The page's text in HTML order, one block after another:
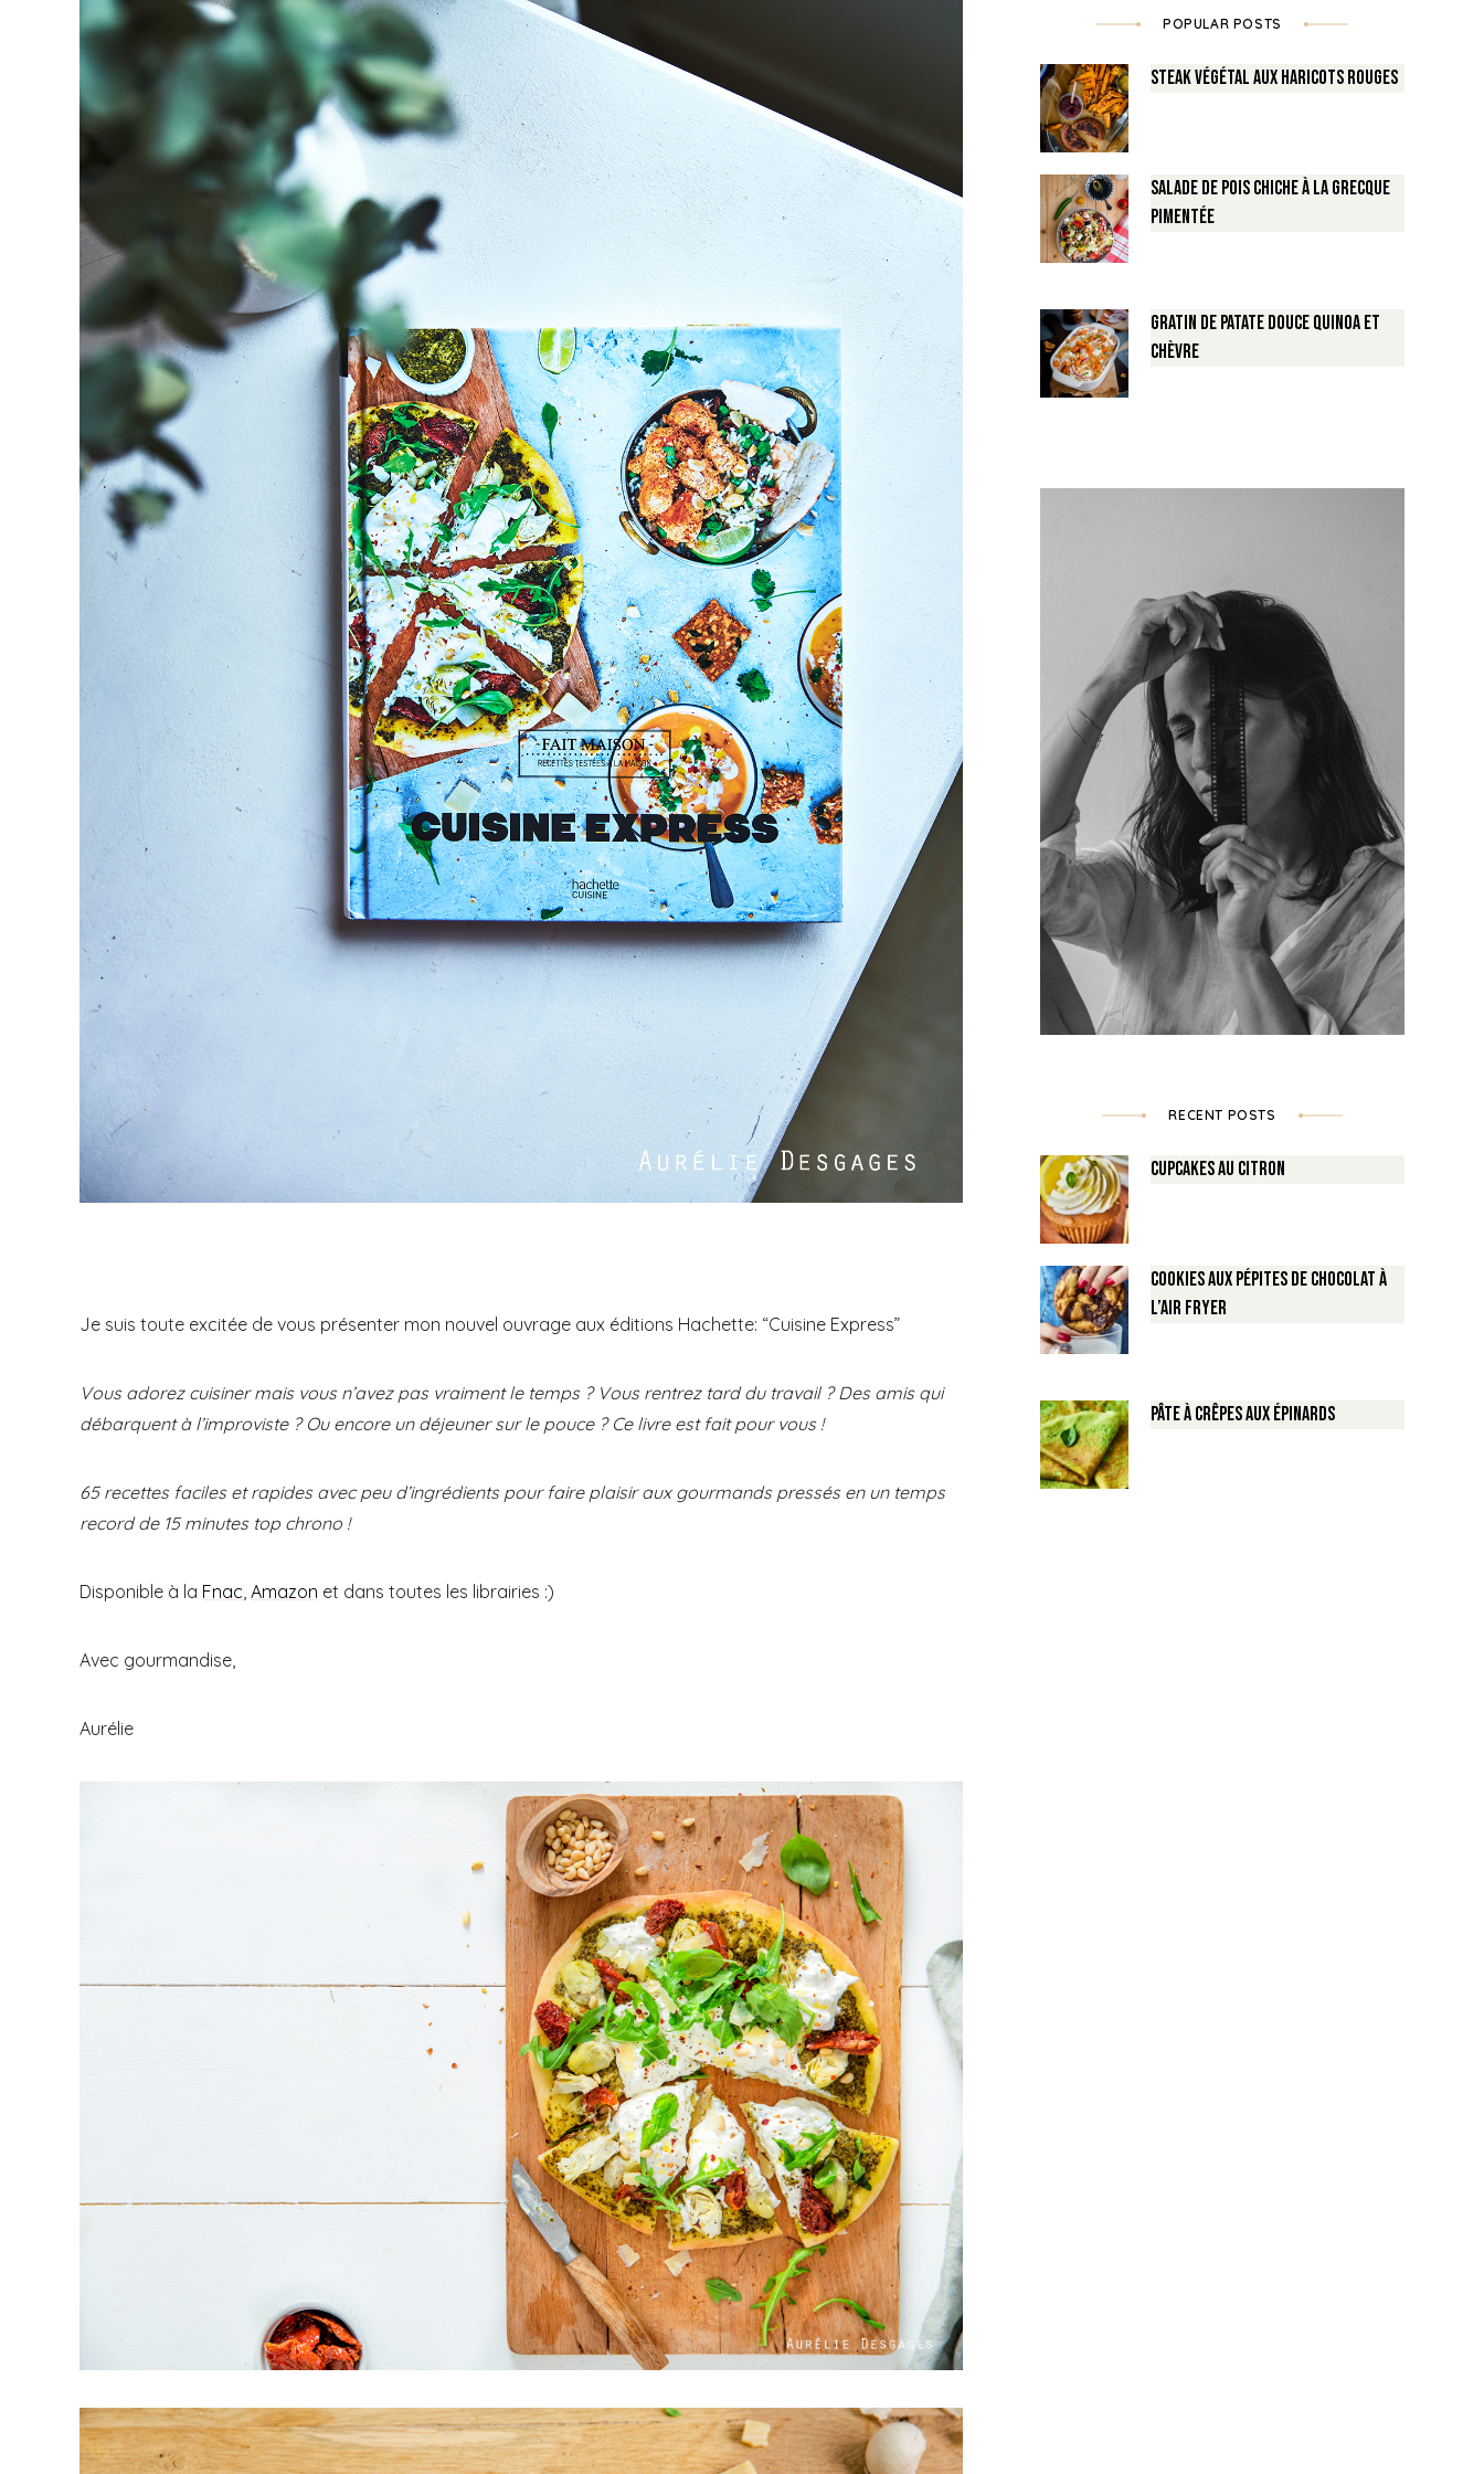
Je suis toute excitée de vous présenter mon nouvel ouvrage aux éditions Hachette: “Cuisine Express”
Vous adorez cuisiner mais vous n’avez pas vraiment le temps ? Vous rentrez tard du travail ? Des amis qui
débarquent à l’improviste ? Ou encore un déjeuner sur le pouce ? Ce livre est fait pour vous !
65 recettes faciles et rapides avec peu d’ingrédients pour faire plaisir aux gourmands pressés en un temps
record de 15 minutes top chrono !
Disponible à la Fnac Amazon et dans toutes les librairies :)
Avec gourmandise,
Aurélie
POPULAR POSTS
Steak végétal aux haricots rouges
Salade de Pois chiche à la Grecque
pimentée
Gratin de Patate douce Quinoa et
Chèvre
RECENT POSTS
Cupcakes au Citron
Cookies aux pépites de Chocolat à
l’air fryer
Pâte à crêpes aux épinards